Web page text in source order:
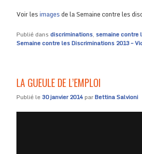
Voir lesimagesde la Semaine contre les
Publié dans discriminations, semaine contre
Semaine contre les Discriminations 2013 –
LA GUEULE DE L’EMPLOI
Publié le30 janvier 2014 parBettina Salvioni